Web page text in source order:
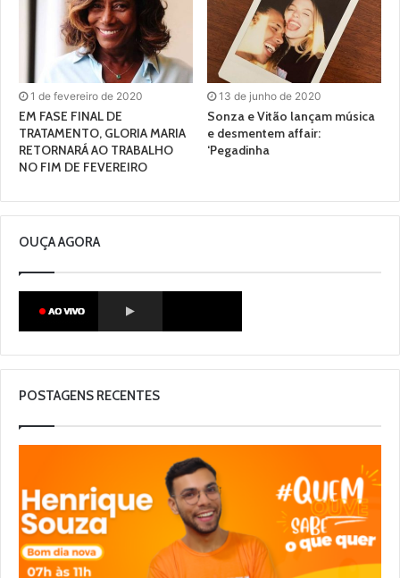
1 de fevereiro de 2020
EM FASE FINAL DE
TRATAMENTO, GLORIA MARIA
RETORNARÁ AO TRABALHO
NO FIM DE FEVEREIRO
13 de junho de 2020
Sonza e Vitão lançam música
e desmentem affair:
‘Pegadinha
OUÇA AGORA
POSTAGENS RECENTES